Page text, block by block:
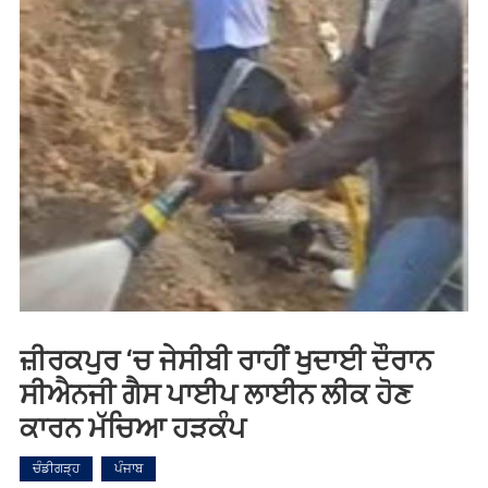
ਜ਼ੀਰਕਪੁਰ ‘ਚ ਜੇਸੀਬੀ ਰਾਹੀਂ ਖੁਦਾਈ ਦੌਰਾਨ
ਸੀਐਨਜੀ ਗੈਸ ਪਾਈਪ ਲਾਈਨ ਲੀਕ ਹੋਣ
ਕਾਰਨ ਮੱਚਿਆ ਹੜਕੰਪ
ਚੰਡੀਗੜ੍ਹ ਪੰਜਾਬ